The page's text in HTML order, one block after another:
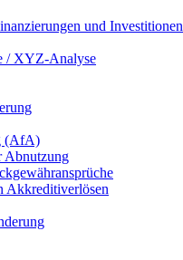
und Investitionen
/ XYZ-Analyse
(AfA)
Abnutzung
Akkreditiverlösen